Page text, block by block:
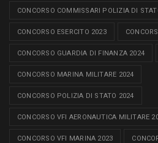
CONCORSO COMMISSARI POLIZIA DI
CONCORSO ESERCITO 2023
CONCORSO GUARDIA DI FINANZA 2024
CONCORSO MARINA MILITARE 2024
CONCORSO POLIZIA DI STATO 2024
CONCORSO VFI AERONAUTICA MILITARE
CONCORSO VFI MARINA 2023